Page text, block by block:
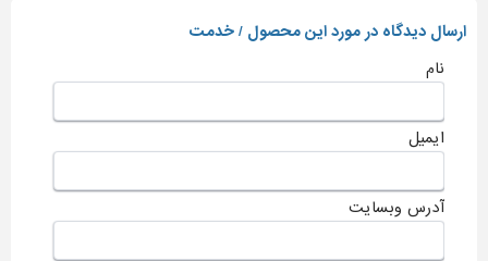
ارسال دیدگاه در مورد این محصول / خدمت
نام
ایمیل
آدرس وبسایت